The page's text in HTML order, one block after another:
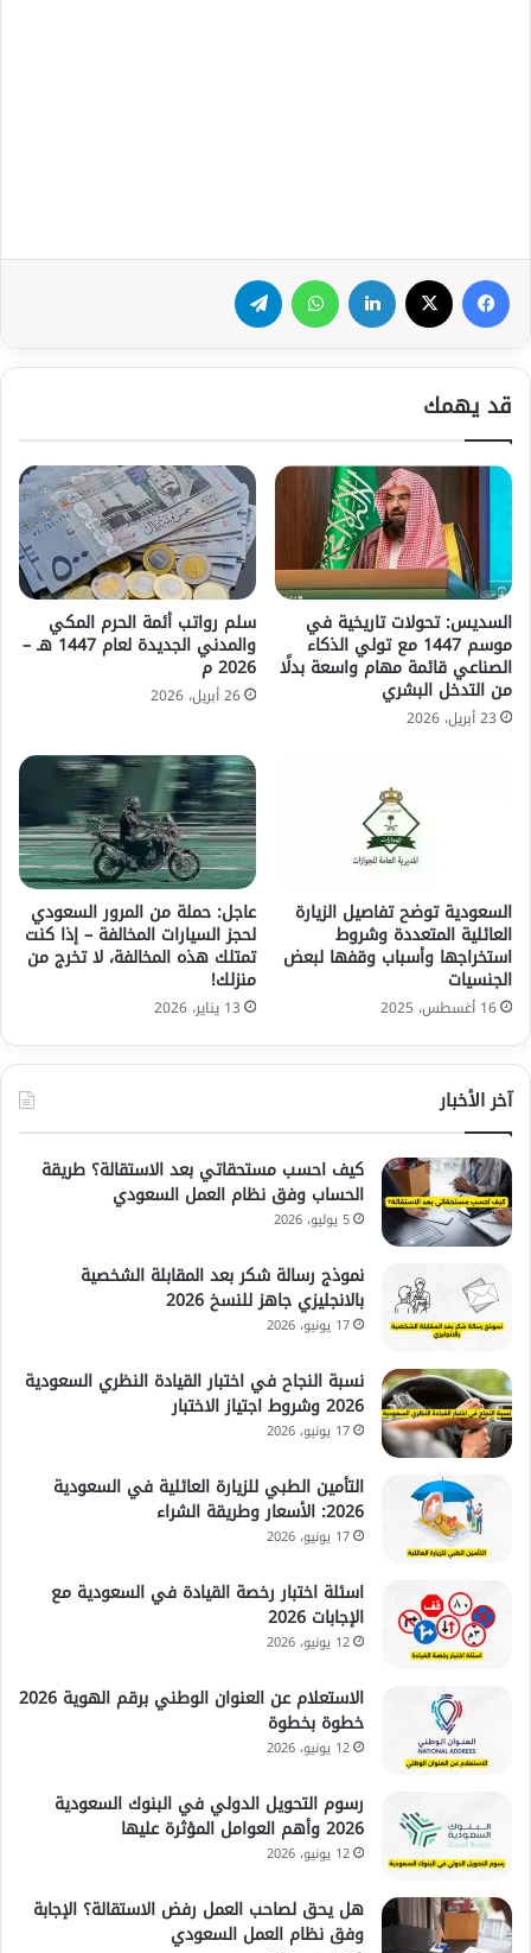
فيسبوك لينكدإن واتساب
قد يهمك
السديس: تحولات تاريخية في
موسم 1447 مع تولي الذكاء
الصناعي قائمة مهام واسعة بدلًا
من التدخل البشري
23 أبريل، 2026
سلم رواتب أئمة الحرم المكي
والمدني الجديدة لعام 1447 هـ –
2026 م
26 أبريل، 2026
السعودية توضح تفاصيل الزيارة
العائلية المتعددة وشروط
استخراجها وأسباب وقفها لبعض
الجنسيات
16 أغسطس، 2025
عاجل: حملة من المرور السعودي
لحجز السيارات المخالفة – إذا كنت
تمتلك هذه المخالفة، لا تخرج من
منزلك!
13 يناير، 2026
آخر الأخبار
كيف احسب مستحقاتي بعد الاستقالة؟ طريقة
الحساب وفق نظام العمل السعودي
5 يوليو، 2026
نموذج رسالة شكر بعد المقابلة الشخصية
بالانجليزي جاهز للنسخ 2026
17 يونيو، 2026
نسبة النجاح في اختبار القيادة النظري السعودية
2026 وشروط اجتياز الاختبار
17 يونيو، 2026
التأمين الطبي للزيارة العائلية في السعودية
2026: الأسعار وطريقة الشراء
17 يونيو، 2026
اسئلة اختبار رخصة القيادة في السعودية مع
الإجابات 2026
12 يونيو، 2026
الاستعلام عن العنوان الوطني برقم الهوية 2026
خطوة بخطوة
12 يونيو، 2026
رسوم التحويل الدولي في البنوك السعودية
2026 وأهم العوامل المؤثرة عليها
12 يونيو، 2026
هل يحق لصاحب العمل رفض الاستقالة؟ الإجابة
وفق نظام العمل السعودي